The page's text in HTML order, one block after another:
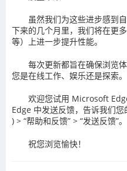
虽然我们为这些进步感到
下来的几个月里，我们将在更
等）上进一步提升性能。
每次更新都旨在确保浏览
您是在线工作、娱乐还是探索。
欢迎您试用 Microsoft
Edge 中发送反馈，告诉我们
) > “帮助和反馈” > “发送反馈”。
祝您浏览愉快！